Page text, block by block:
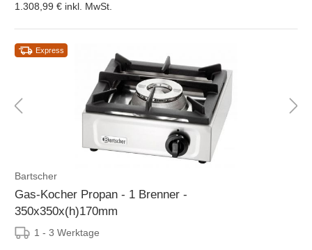
1.308,99 € inkl. MwSt.
Express
Bartscher
Gas-Kocher Propan - 1 Brenner -
350x350x(h)170mm
1 - 3 Werktage